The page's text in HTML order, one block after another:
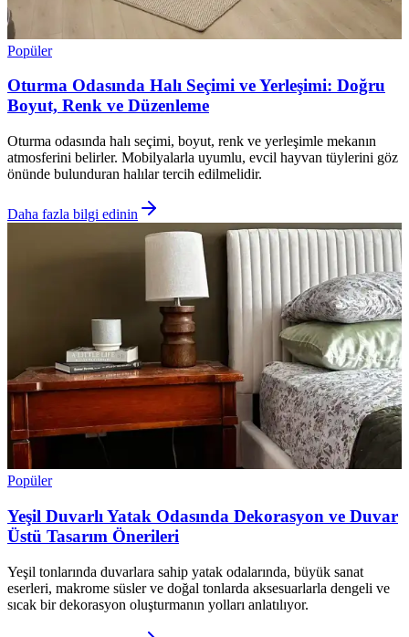
Popüler
Oturma Odasında Halı Seçimi ve Yerleşimi: Doğru
Boyut, Renk ve Düzenleme
Oturma odasında halı seçimi, boyut, renk ve yerleşimle mekanın
atmosferini belirler. Mobilyalarla uyumlu, evcil hayvan tüylerini göz
önünde bulunduran halılar tercih edilmelidir.
Daha fazla bilgi edinin
Popüler
Yeşil Duvarlı Yatak Odasında Dekorasyon ve Duvar
Üstü Tasarım Önerileri
Yeşil tonlarında duvarlara sahip yatak odalarında, büyük sanat
eserleri, makrome süsler ve doğal tonlarda aksesuarlarla dengeli ve
sıcak bir dekorasyon oluşturmanın yolları anlatılıyor.